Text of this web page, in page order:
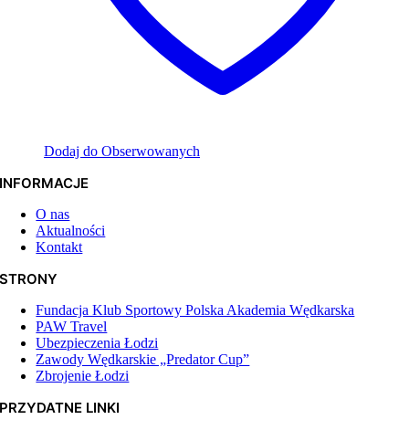
Dodaj do Obserwowanych
INFORMACJE
O nas
Aktualności
Kontakt
STRONY
Fundacja Klub Sportowy Polska Akademia Wędkarska
PAW Travel
Ubezpieczenia Łodzi
Zawody Wędkarskie „Predator Cup”
Zbrojenie Łodzi
PRZYDATNE LINKI